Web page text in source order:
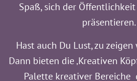
Spaß, sich der
präsentieren.
Hast auch Du Lust, zu zeigen
Dann bieten die ‚Kreativen
Palette kreativer Bereiche